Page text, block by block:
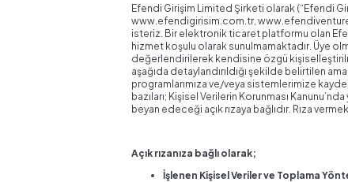
Efendi Girişim Limited Şirketi olarak (“Efendi
www.efendigirisim.com.tr,
isteriz. Bir elektronik ticaret platformu olan
hizmet koşulu olarak sunulmamaktadır. Üye
değerlendirilerek kendisine özgü
aşağıda detaylandırıldığı şekilde belirtilen
programlarımıza ve/veya sistemlerimize
bazıları; Kişisel Verilerin Korunması
beyan edeceği açık rızaya bağlıdır. Rıza
Açık rızanıza bağlı olarak;
İşlenen Kişisel Veriler ve Toplama